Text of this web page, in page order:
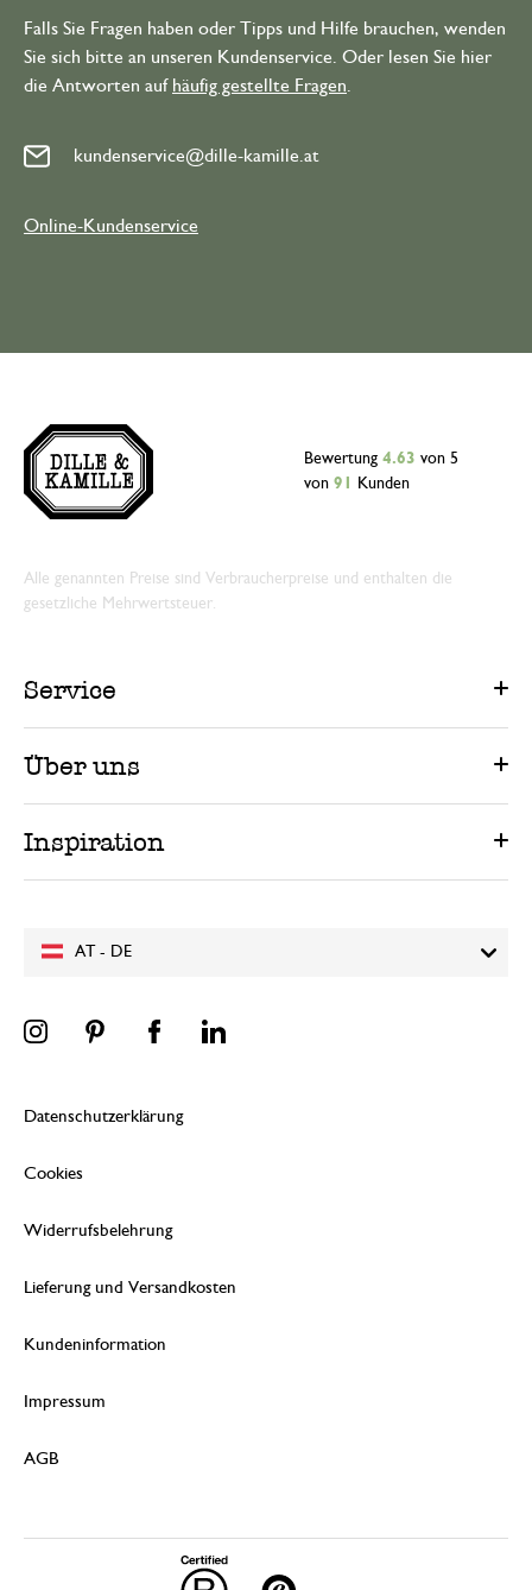
Falls Sie Fragen haben oder Tipps und Hilfe brauchen, wenden
Sie sich bitte an unseren Kundenservice. Oder lesen Sie hier
die Antworten auf häufig gestellte Fragen
kundenservice@dille-kamille.at
Online-Kundenservice
AT - DE
Bewertung 4.63 von 5
von 91 Kunden
Alle genannten Preise sind Verbraucherpreise und enthalten die
gesetzliche Mehrwertsteuer.
Service
Über uns
Inspiration
Datenschutzerklärung
Cookies
Widerrufsbelehrung
Lieferung und Versandkosten
Kundeninformation
Impressum
AGB